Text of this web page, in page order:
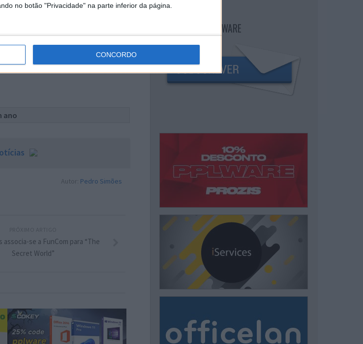
no botão "Privacidade" na parte inferior da página.
CONCORDO
ano
Autor: Pedro Simões
associa-se a FunCom para “The
Secret World”
NEWSLETTER PPLWARE